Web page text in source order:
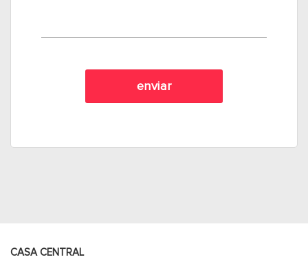
CASA CENTRAL